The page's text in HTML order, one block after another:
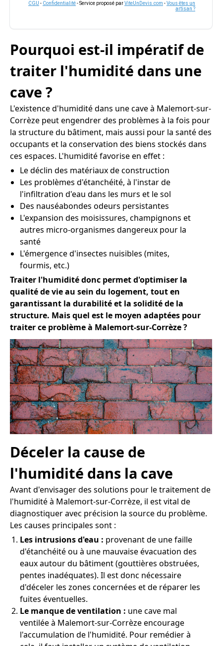
CGU - Confidentialité- Service proposé parViteUnDevis.com -Vous êtes un
artisan ?
Pourquoi est-il impératif de
traiter l'humidité dans une
cave ?
L'existence d'humidité dans une cave à Malemort-sur-
Corrèze peut engendrer des problèmes à la fois pour
la structure du bâtiment, mais aussi pour la santé des
occupants et la conservation des biens stockés dans
ces espaces. L'humidité favorise en effet :
Le déclin des matériaux de construction
Les problèmes d'étanchéité, à l'instar de
l'infiltration d'eau dans les murs et le sol
Des nauséabondes odeurs persistantes
L'expansion des moisissures, champignons et
autres micro-organismes dangereux pour la
santé
L'émergence d'insectes nuisibles (mites,
fourmis, etc.)
Traiter l'humidité donc permet d'optimiser la
qualité de vie au sein du logement, tout en
garantissant la durabilité et la solidité de la
structure. Mais quel est le moyen adaptées pour
traiter ce problème à Malemort-sur-Corrèze ?
Déceler la cause de
l'humidité dans la cave
Avant d'envisager des solutions pour le traitement de
l'humidité à Malemort-sur-Corrèze, il est vital de
diagnostiquer avec précision la source du problème.
Les causes principales sont :
Les intrusions d'eau : provenant de une faille
d'étanchéité ou à une mauvaise évacuation des
eaux autour du bâtiment (gouttières obstruées,
pentes inadéquates). Il est donc nécessaire
d'déceler les zones concernées et de réparer les
fuites éventuelles.
Le manque de ventilation : une cave mal
ventilée à Malemort-sur-Corrèze encourage
l'accumulation de l'humidité. Pour remédier à